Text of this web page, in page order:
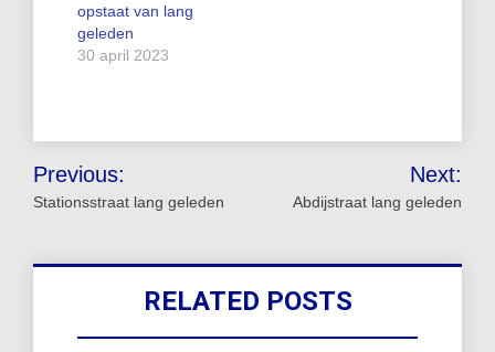
opstaat van lang
geleden
30 april 2023
Bericht
navigatie
Previous:
Stationsstraat lang geleden
Next:
Abdijstraat lang geleden
RELATED POSTS